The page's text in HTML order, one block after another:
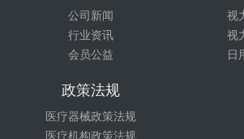
公司新闻
行业资讯
会员公益
视
视
日
政策法规
医疗器械政策法规
医疗机构政策法规